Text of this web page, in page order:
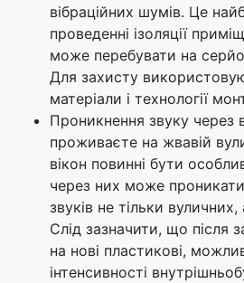
вібраційних шумів. Це
проведенні ізоляції
може перебувати на
Для захисту
матеріали і технології
Проникнення звуку через
проживаєте на жвавій
вікон повинні бути
через них може
звуків не тільки вуличних,
Слід зазначити, що після
на нові пластикові,
інтенсивності